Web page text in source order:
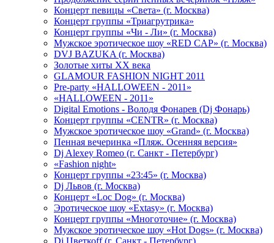
Концерт певицы «Света» (г. Москва)
Концерт группы «Триагрутрика»
Концерт группы «Чи - Ли» (г. Москва)
Мужское эротическое шоу «RED CAP» (г. Москва)
DVJ BAZUKA (г. Москва)
Золотые хиты XX века
GLAMOUR FASHION NIGHT 2011
Pre-party «HALLOWEEN - 2011»
«HALLOWEEN - 2011»
Digital Emotions - Володя Фонарев (Dj Фонарь)
Концерт группы «CENTR» (г. Москва)
Мужское эротическое шоу «Grand» (г. Москва)
Пенная вечеринка «Пляж. Осенняя версия»
Dj Alexey Romeo (г. Санкт - Петербург)
«Fashion night»
Концерт группы «23:45» (г. Москва)
Dj Львов (г. Москва)
Концерт «Loc Dog» (г. Москва)
Эротическое шоу «Extasy» (г. Москва)
Концерт группы «Многоточие» (г. Москва)
Мужское эротическое шоу «Hot Dogs» (г. Москва)
Dj Цветкоff (г. Санкт - Петербург)